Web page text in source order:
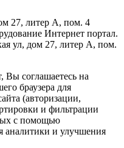
27, литер А, пом. 4
Интернет портал.
ул, дом 27, литер А, пом.
Вы соглашаетесь на
браузера для
(авторизации,
и фильтрации
с помощью
аналитики и улучшения